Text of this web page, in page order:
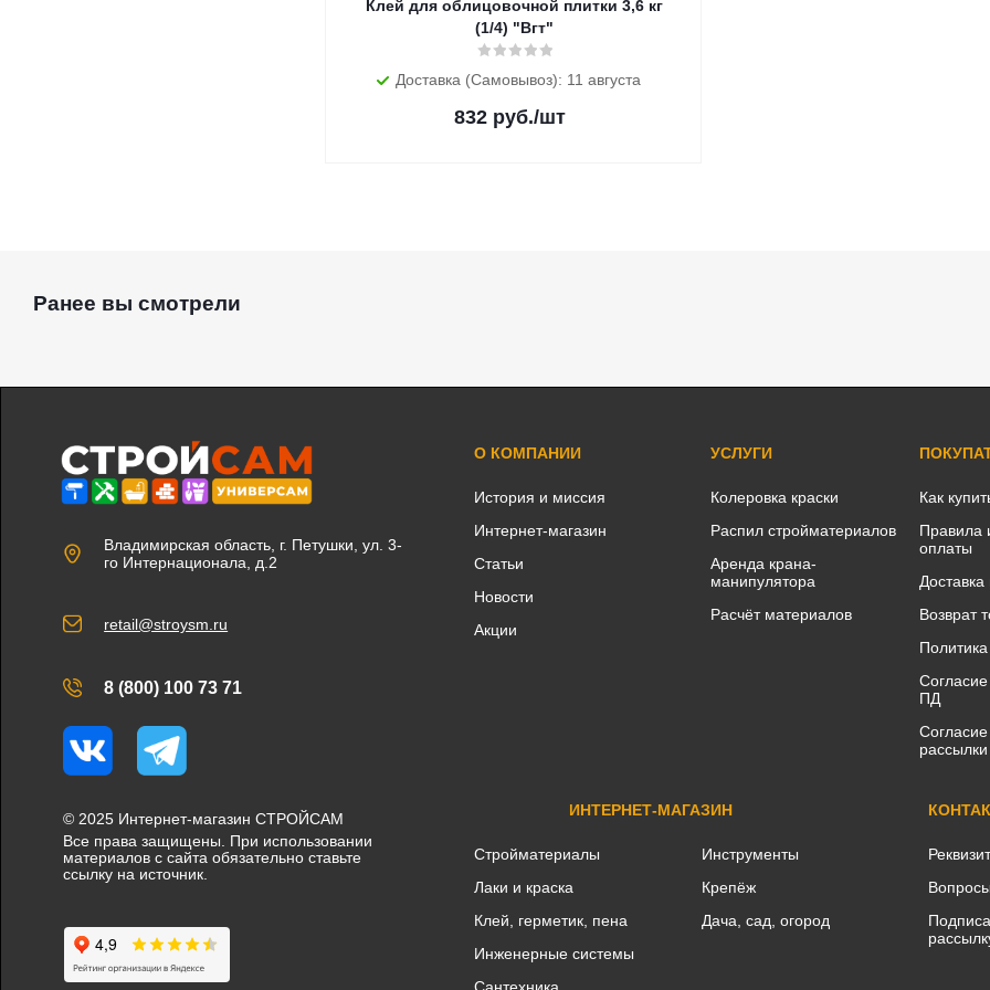
Клей для облицовочной плитки 3,6 кг
(1/4) "Вгт"
Доставка (Самовывоз): 11 августа
832 руб./шт
Ранее вы смотрели
Владимирская область, г. Петушки, ул. 3-
го Интернационала, д.2
retail@stroysm.ru
8 (800) 100 73 71
Вконтакте
Telegram
© 2025 Интернет-магазин СТРОЙСАМ
Все права защищены. При использовании
материалов с сайта обязательно ставьте
ссылку на источник.
О КОМПАНИИ
История и миссия
Интернет-магазин
Статьи
Новости
Акции
УСЛУГИ
Колеровка краски
Распил стройматериалов
Аренда крана-
манипулятора
Расчёт материалов
Как
Правила
оплаты
Возврат
ПД
рассылки
ИНТЕРНЕТ-МАГАЗИН
Стройматериалы
Лаки и краска
Клей, герметик, пена
Инженерные системы
Инструменты
Крепёж
Дача, сад, огород